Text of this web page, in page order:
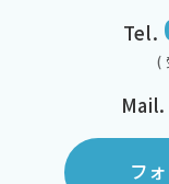
Tel.
(
Mail.
フ